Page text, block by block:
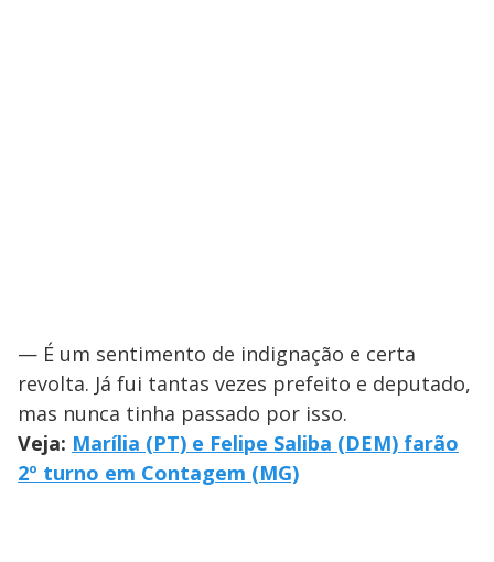
— É um sentimento de indignação e certa
revolta. Já fui tantas vezes prefeito e deputado,
mas nunca tinha passado por isso.
Veja: Marília (PT) e Felipe Saliba (DEM) farão
2º turno em Contagem (MG)